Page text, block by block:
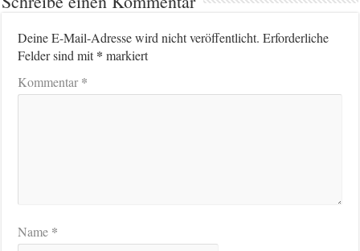
Deine E-Mail-Adresse wird nicht veröffentlicht. Erforderliche
Felder sind mit* markiert
Kommentar*
Name *